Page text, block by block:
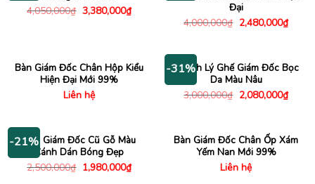
4,050,000₫ Giá
gốc
3,380,000₫Giá
hiện
Đại
4,000,000₫ Giá
gốc
2,480,000₫Giá
hiện
Bàn Giám Đốc Chân Hộp Kiểu
Hiện Đại Mới 99%
Liên hệ
-31%
Thanh Lý Ghế Giám Đốc Bọc
Da Màu Nâu
3,000,000₫ Giá
gốc
2,080,000₫Giá
hiện
-21%Bàn Giám Đốc Cũ Gỗ Màu
Cánh Dán Bóng Đẹp
2,500,000₫ Giá
gốc
1,980,000₫Giá
hiện
Bàn Giám Đốc Chân Ốp Xám
Yếm Nan Mới 99%
Liên hệ